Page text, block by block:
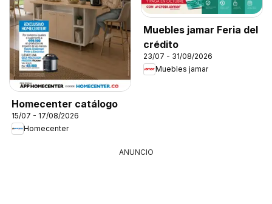
Homecenter catálogo
15/07 - 17/08/2026
Homecenter
Muebles jamar Feria del
crédito
23/07 - 31/08/2026
Muebles jamar
ANUNCIO